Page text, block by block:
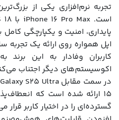
تجربه نرم‌افزاری یکی از
پایداری، امنیت و یکپارچگی
اپل همواره روی ارائه یک
کاربران وفادار به این
اکوسیستم‌های دیگر اجتناب
۱۵ ارائه شده است که
گسترده‌ای را در اختیار کاربر